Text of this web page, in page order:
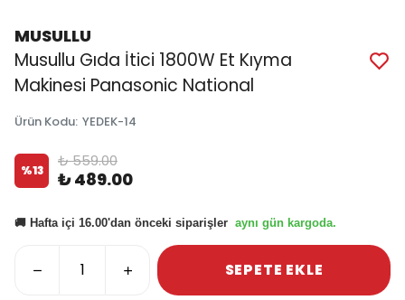
MUSULLU
Musullu Gıda İtici 1800W Et Kıyma
Makinesi Panasonic National
Ürün Kodu: YEDEK-14
%13
₺ 559.00
₺ 489.00
🚚 Hafta içi 16.00'dan önceki siparişler aynı gün kargoda.
SEPETE EKLE